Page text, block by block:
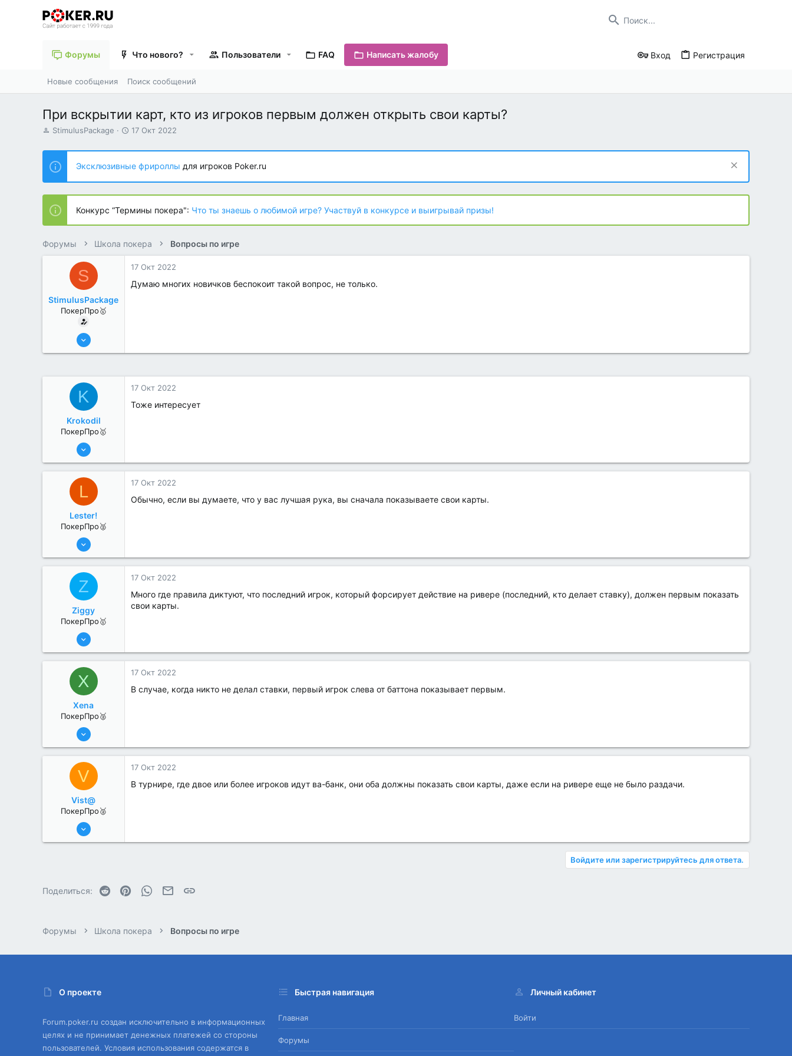
Форумы Что нового? Пользователи FAQ Написать жалобу Вход Регистрация
Новые сообщения Поиск сообщений
При вскрытии карт, кто из игроков первым должен открыть свои карты?
А
т
о
р
т
е
м
ы
StimulusPackage
Д
т
н
а
ч
л
а
17 Окт 2022
Эксклюзивные фрироллы для игроков Poker.ru
Конкурс “Термины покера": Что ты знаешь о любимой игре? Участвуй в конкурсе и выигрывай призы!
Форумы Школа покера Вопросы по игре
S
StimulusPackage
ПокерПро🥇
25 Июл 2022
17 Окт 2022
Думаю многих новичков беспокоит такой вопрос, не только.
K
Krokodil
ПокерПро🥇
25 Июл 2022
2
17 Окт 2022
Тоже интересует
L
Lester!
ПокерПро🥈
25 Июл 2022
1
17 Окт 2022
Обычно, если вы думаете, что у вас лучшая рука, вы сначала показываете свои карты.
Z
Ziggy
ПокерПро🥇
25 Июл 2022
0
17 Окт 2022
Много где правила диктуют, что последний игрок, который форсирует действие на ривере (последний, кто делает ставку), должен первым показать
свои карты.
X
Xena
ПокерПро🥈
25 Июл 2022
0
17 Окт 2022
В случае, когда никто не делал ставки, первый игрок слева от баттона показывает первым.
V
Vist@
ПокерПро🥈
25 Июл 2022
17 Окт 2022
В турнире, где двое или более игроков идут ва-банк, они оба должны показать свои карты, даже если на ривере еще не было раздачи.
Войдите или зарегистрируйтесь для ответа.
Поделиться: Reddit PinterestWhatsAppЭлектронная почта
Форумы Школа покера Вопросы по игре
О проекте
Forum.poker.ru создан исключительно в информационных
целях и не принимает денежных платежей со стороны
пользователей. Условия использования содержатся в
Быстрая навигация
Главная
Форумы
Личный кабинет
Войти